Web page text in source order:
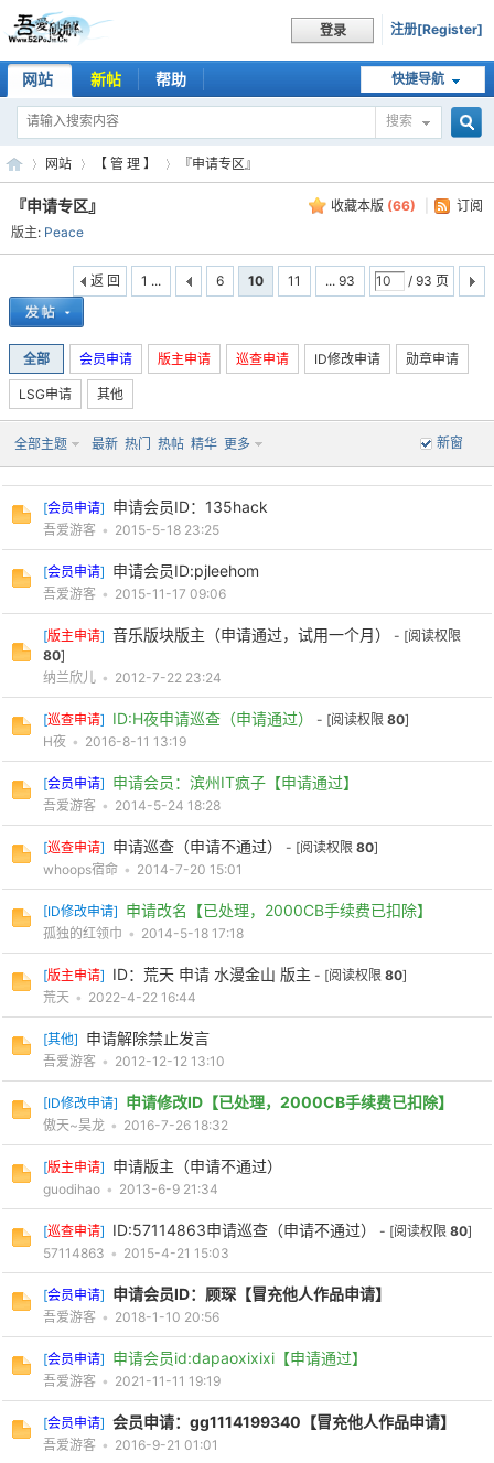
登录 注册[Register]
快捷导航
网站 新帖 帮助
搜索
吾
破
解
52
»
网站
›
【 管 理 】
›
『申请专区』
收藏本版 (66) 订阅
『申请专区』
版主: Peace
1 ... 6 10 11 ... 93 / 93 页
返 回
全部 会员申请 版主申请 巡查申请 ID修改申请 勋章申请
LSG申请 其他
新窗
全部主题 最新 热门 热帖 精华 更多
[会员申请] 申请会员ID：135hack
吾爱游客 • 2015-5-18 23:25
[会员申请] 申请会员ID:pjleehom
吾爱游客 • 2015-11-17 09:06
[版主申请] 音乐版块版主（申请通过，试用一个月）
- [阅读权限
80]
纳兰欣儿 • 2012-7-22 23:24
[巡查申请] ID:H夜申请巡查（申请通过） - [阅读权限 80]
H夜 • 2016-8-11 13:19
[会员申请] 申请会员：滨州IT疯子【申请通过】
吾爱游客 • 2014-5-24 18:28
[巡查申请] 申请巡查（申请不通过） - [阅读权限 80]
whoops宿命 • 2014-7-20 15:01
[ID修改申请] 申请改名【已处理，2000CB手续费已扣除】
孤独的红领巾 • 2014-5-18 17:18
[版主申请] ID：荒天 申请 水漫金山 版主 - [阅读权限 80]
荒天 • 2022-4-22 16:44
[其他] 申请解除禁止发言
吾爱游客 • 2012-12-12 13:10
[ID修改申请] 申请修改ID【已处理，2000CB手续费已扣除】
傲天~昊龙 • 2016-7-26 18:32
[版主申请] 申请版主（申请不通过）
guodihao • 2013-6-9 21:34
[巡查申请] ID:57114863申请巡查（申请不通过） - [阅读权限 80]
57114863 • 2015-4-21 15:03
[会员申请] 申请会员ID：顾琛【冒充他人作品申请】
吾爱游客 • 2018-1-10 20:56
[会员申请] 申请会员id:dapaoxixixi【申请通过】
吾爱游客 • 2021-11-11 19:19
[会员申请] 会员申请：gg1114199340【冒充他人作品申请】
吾爱游客 • 2016-9-21 01:01